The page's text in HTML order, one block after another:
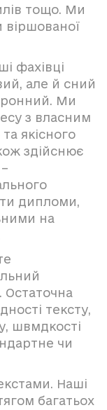
тощо. Ми
віршованої
фахівці
але й сний
Ми
з власним
якісного
здійснює
дипломи,
на
Остаточна
тексту,
швмдкості
чи
Наші
багатьох